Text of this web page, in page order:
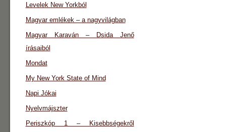
Levelek New Yorkból
Magyar emlékek – a nagyvilágban
Magyar Karaván – Dsida Jenő
írásaiból
Mondat
My New York State of Mind
Napi Jókai
Nyelvmájszter
Periszkóp 1 – Kisebbségekről